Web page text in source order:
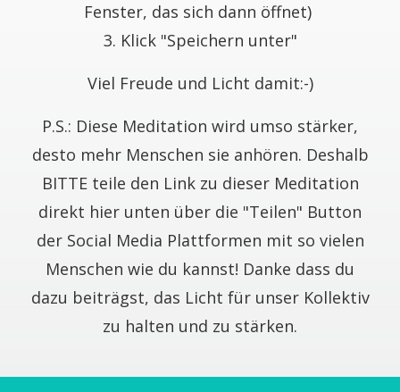
Fenster, das sich dann öffnet)
3. Klick "Speichern unter"
Viel Freude und Licht damit:-)
P.S.: Diese Meditation wird umso stärker,
desto mehr Menschen sie anhören. Deshalb
BITTE teile den Link zu dieser Meditation
direkt hier unten über die "Teilen" Button
der Social Media Plattformen mit so vielen
Menschen wie du kannst! Danke dass du
dazu beiträgst, das Licht für unser Kollektiv
zu halten und zu stärken.